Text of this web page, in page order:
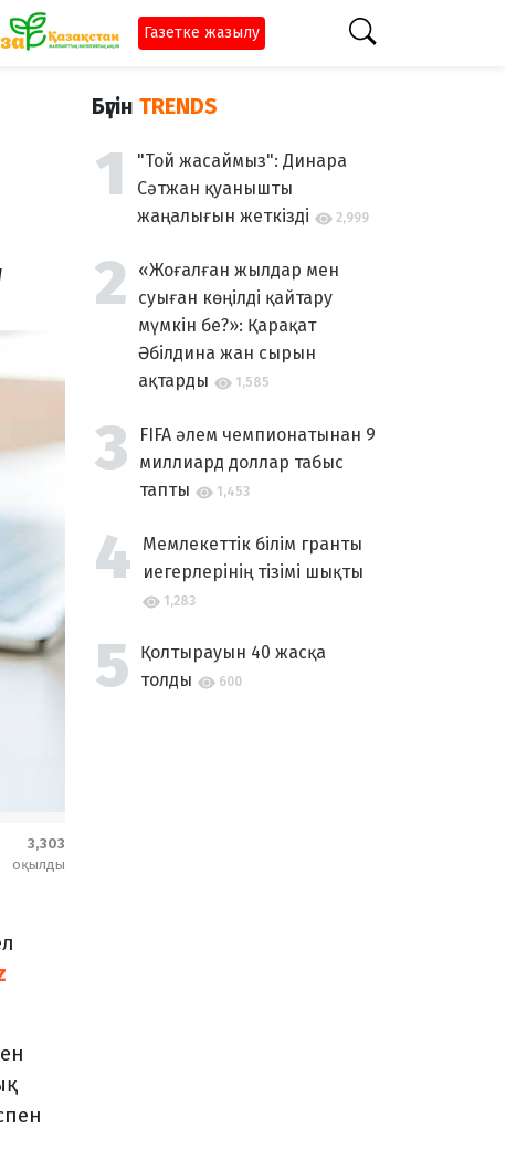
Газетке жазылу
3,303
оқылды
Бүгін TRENDS
"Той жасаймыз": Динара
Сәтжан қуанышты
жаңалығын жеткізді
2,999
«Жоғалған жылдар мен
суыған көңілді қайтару
мүмкін бе?»: Қарақат
Әбілдина жан сырын
ақтарды
1,585
FIFA әлем чемпионатынан 9
миллиард доллар табыс
тапты
1,453
Мемлекеттік білім гранты
иегерлерінің тізімі шықты
1,283
Қолтырауын 40 жасқа
толды
600